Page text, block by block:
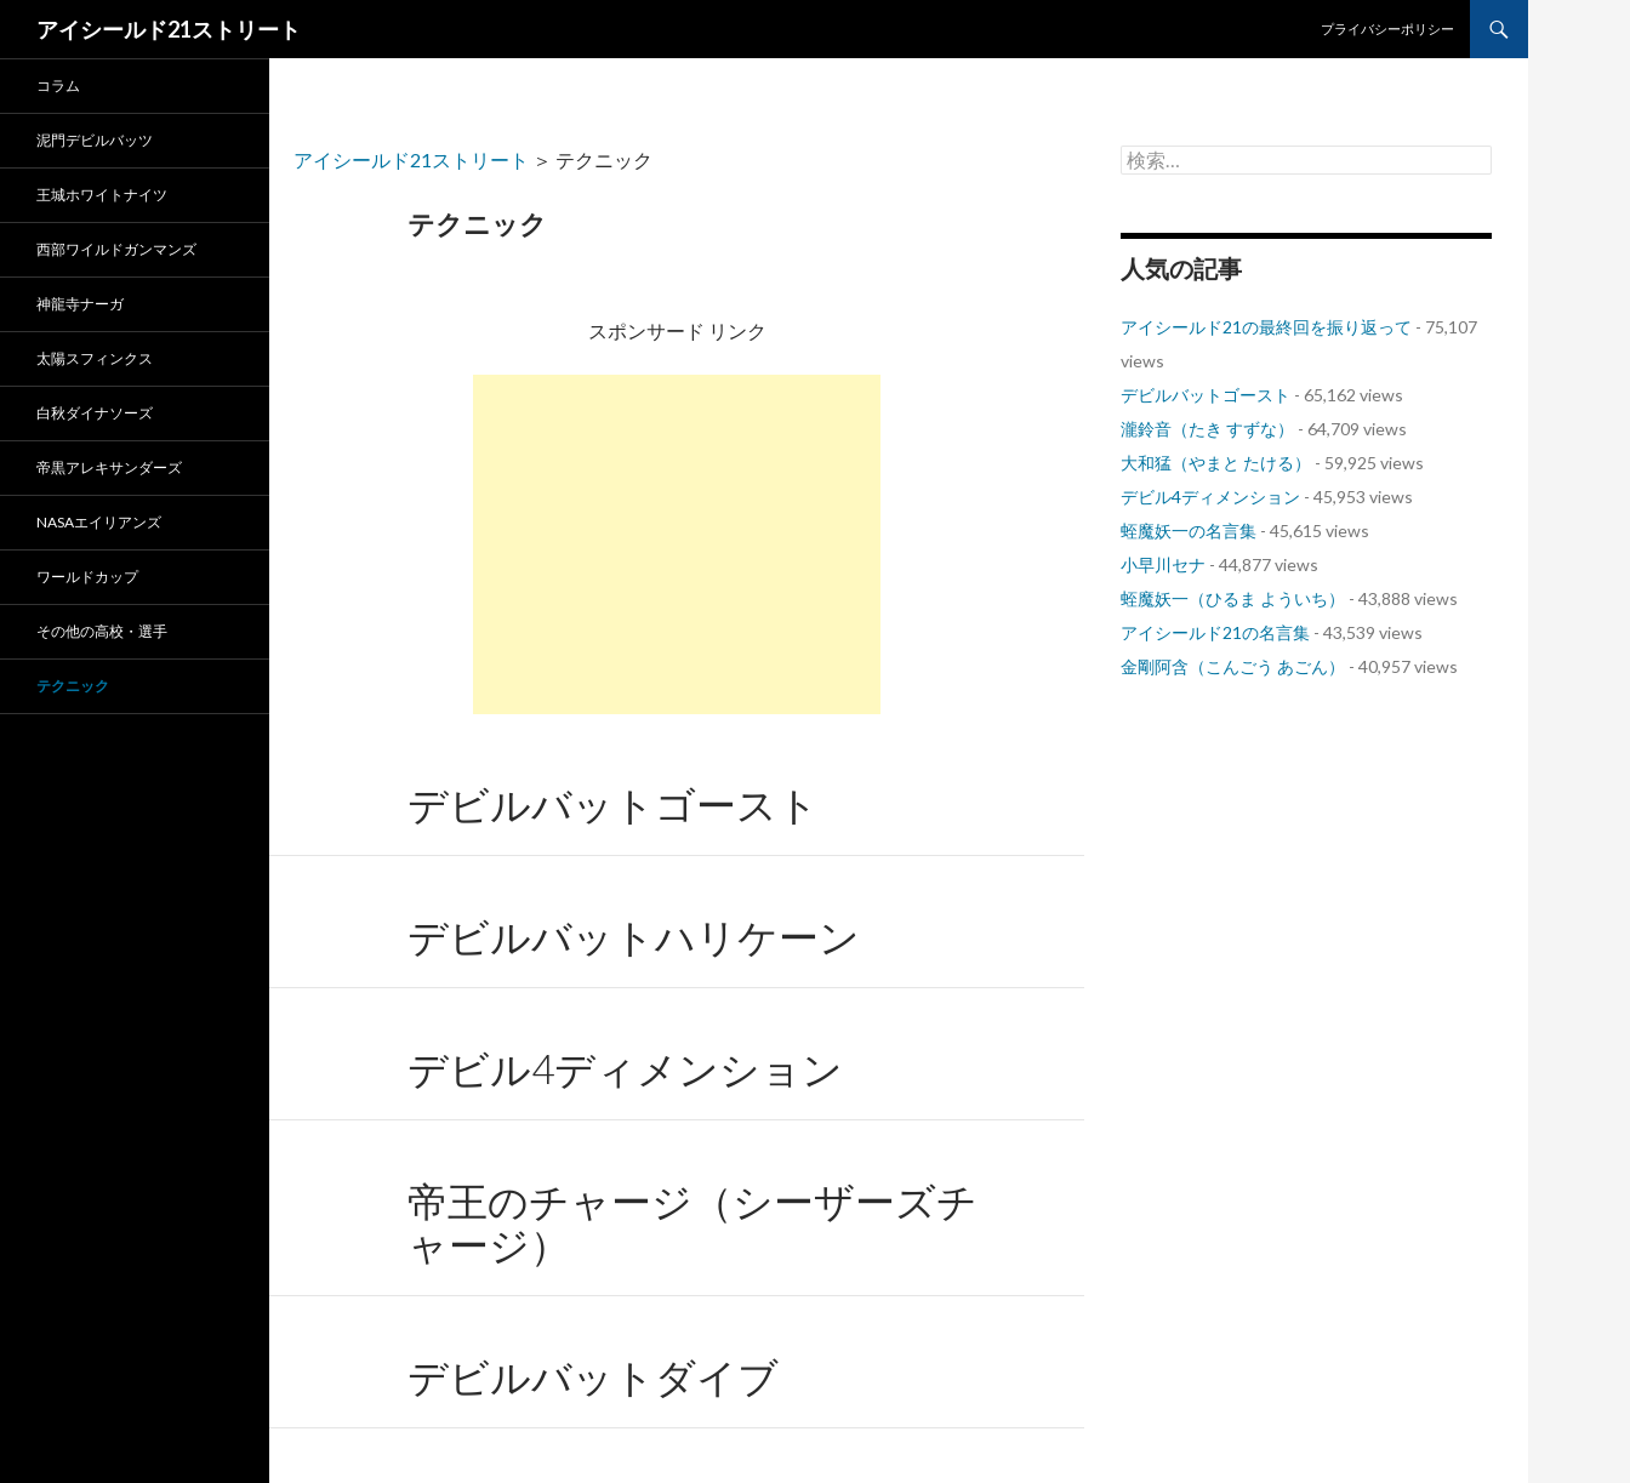
アイシールド21ストリート
プライバシーポリシー
アイシールド21ストリート ＞ テクニック
テクニック
スポンサード リンク
デビルバットゴースト
デビルバットハリケーン
デビル4ディメンション
帝王のチャージ（シーザーズチ
ャージ）
デビルバットダイブ
検
索:
人気の記事
アイシールド21の最終回を振り返って - 75,107
views
デビルバットゴースト - 65,162 views
瀧鈴音（たき すずな）
- 64,709 views
大和猛（やまと たける）
- 59,925 views
デビル4ディメンション - 45,953 views
蛭魔妖一の名言集 - 45,615 views
小早川セナ - 44,877 views
蛭魔妖一（ひるま よういち）
- 43,888 views
アイシールド21の名言集 - 43,539 views
金剛阿含（こんごう あごん）
- 40,957 views
コラム
泥門デビルバッツ
王城ホワイトナイツ
西部ワイルドガンマンズ
神龍寺ナーガ
太陽スフィンクス
白秋ダイナソーズ
帝黒アレキサンダーズ
NASAエイリアンズ
ワールドカップ
その他の高校・選手
テクニック